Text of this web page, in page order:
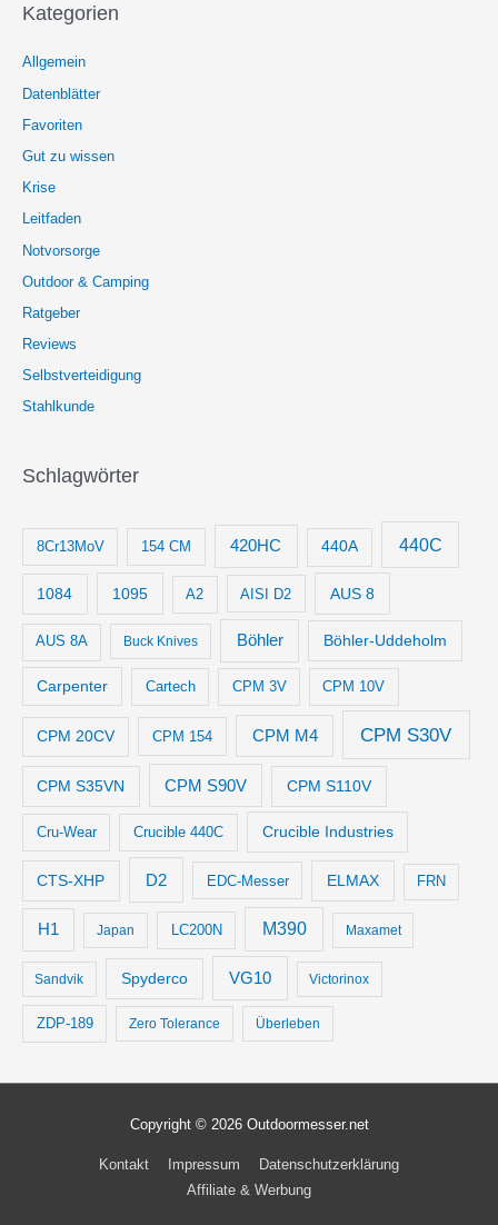
Kategorien
Allgemein
Datenblätter
Favoriten
Gut zu wissen
Krise
Leitfaden
Notvorsorge
Outdoor & Camping
Ratgeber
Reviews
Selbstverteidigung
Stahlkunde
Schlagwörter
8Cr13MoV 154 CM 420HC 440A 440C
1084 1095 A2 AISI D2 AUS 8
AUS 8A Buck Knives Böhler Böhler-Uddeholm
Carpenter Cartech CPM 3V CPM 10V
CPM 20CV CPM 154 CPM M4 CPM S30V
CPM S35VN CPM S90V CPM S110V
Cru-Wear Crucible 440C Crucible Industries
CTS-XHP D2 EDC-Messer ELMAX FRN
H1 Japan LC200N M390 Maxamet
Sandvik Spyderco VG10 Victorinox
ZDP-189 Zero Tolerance Überleben
Copyright © 2026 Outdoormesser.net
Kontakt Impressum
Datenschutzerklärung
Affiliate & Werbung